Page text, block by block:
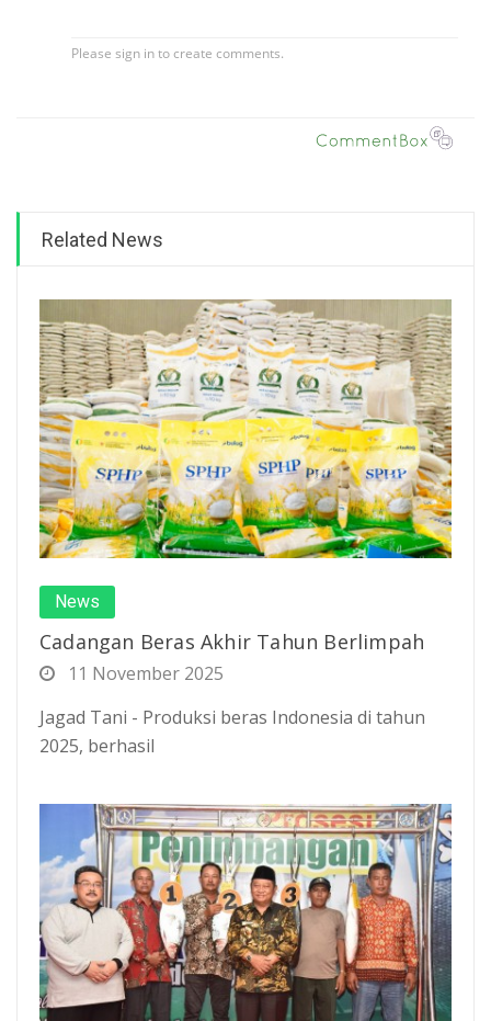
Related News
News
Cadangan Beras Akhir Tahun Berlimpah
11 November 2025
Jagad Tani - Produksi beras Indonesia di tahun
2025, berhasil